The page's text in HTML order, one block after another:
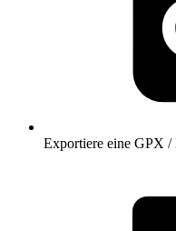
Exportiere eine GPX